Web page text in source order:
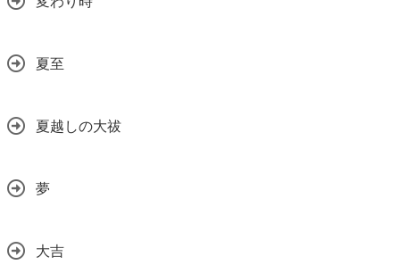
夏至
夏越しの大祓
夢
大吉